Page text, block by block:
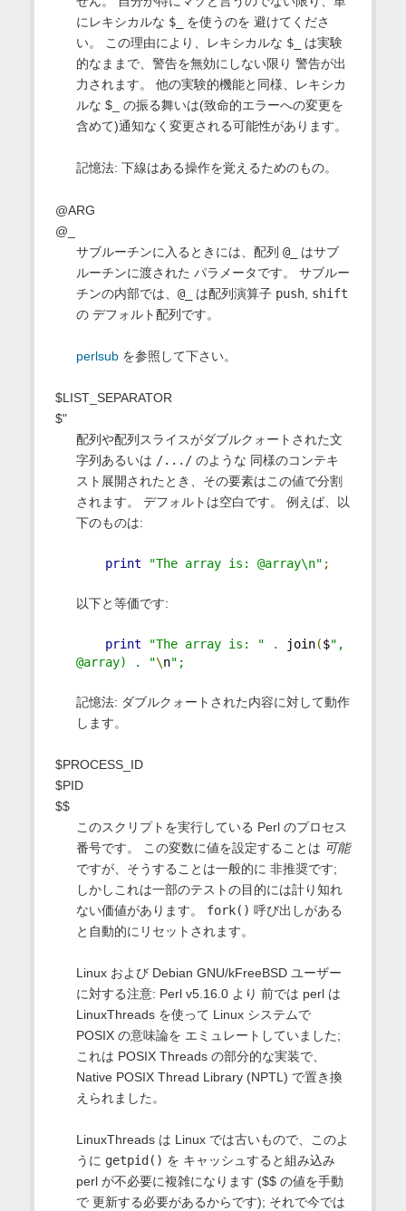
にレキシカルな $_
を使うのを 避けてくださ
い。 この理由により、レキシカルな $_
は実験
的なままで、警告を無効にしない限り 警告が出
力されます。 他の実験的機能と同様、レキシカ
ルな $_ の振る舞いは(致命的エラーへの変更を
含めて)通知なく変更される可能性があります。
記憶法: 下線はある操作を覚えるためのもの。
@ARG
@_
サブルーチンに入るときには、配列 @_
はサブ
ルーチンに渡された パラメータです。 サブルー
チンの内部では、 @_ は配列演算子 push, shift
の デフォルト配列です。
perlsubを参照して下さい。
$LIST_SEPARATOR
$"
配列や配列スライスがダブルクォートされた文
字列あるいは /.../のような 同様のコンテキ
スト展開されたとき、その要素はこの値で分割
されます。 デフォルトは空白です。 例えば、以
下のものは:
print "The array is: @array\n" ;
以下と等価です:
print "The array is: " . join($",
@array) . "\n";
記憶法: ダブルクォートされた内容に対して動作
します。
$PROCESS_ID
$PID
$$
このスクリプトを実行している Perl のプロセス
番号です。 この変数に値を設定することは 可能
ですが、そうすることは一般的に 非推奨です;
しかしこれは一部のテストの目的には計り知れ
ない価値があります。 fork() 呼び出しがある
と自動的にリセットされます。
Linux および Debian GNU/kFreeBSD ユーザー
に対する注意: Perl v5.16.0 より 前では perl は
LinuxThreads を使って Linux システムで
POSIX の意味論を エミュレートしていました;
これは POSIX Threads の部分的な実装で、
Native POSIX Thread Library (NPTL) で置き換
えられました。
LinuxThreads は Linux では古いもので、このよ
うに getpid() を キャッシュすると組み込み
perl が不必要に複雑になります ($$ の値を手動
で 更新する必要があるからです); それで今では